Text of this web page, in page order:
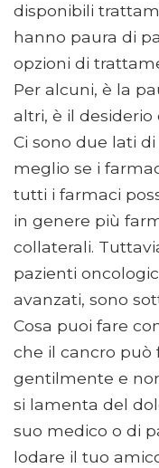
disponibili
hanno paura di
opzioni di
Per alcuni, è la
altri, è il desiderio
Ci sono due lati
meglio se i
tutti i farmaci
in genere più
collaterali.
pazienti
avanzati, sono
Cosa puoi fare
che il cancro può
gentilmente e
si lamenta del
suo medico o di
lodare il tuo